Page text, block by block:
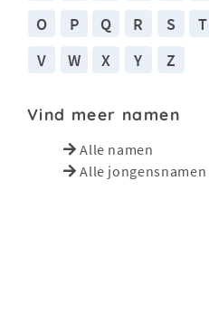
O
P Q R S T
V
W X Y Z
Vind meer namen
Alle namen
Alle jongensnamen